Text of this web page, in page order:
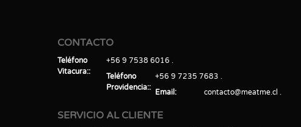
CONTACTO
Teléfono
Vitacura:
+56 9 7538 6016
Teléfono
Providencia:
+56 9 7235 7683
Email
contacto@meatme.cl
SERVICIO AL CLIENTE